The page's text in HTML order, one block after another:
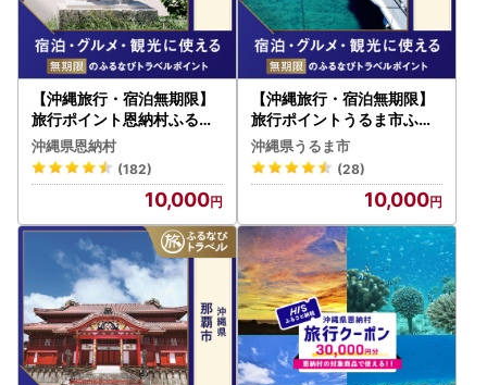
【沖縄旅行・宿泊無期限】
旅行ポイント恩納村ふるな
びトラベルポイント
沖縄県恩納村
(182)
10,000
【沖縄旅行・宿泊無期限】
旅行ポイントうるま市ふる
なびトラベルポイント
沖縄県うるま市
(28)
10,000